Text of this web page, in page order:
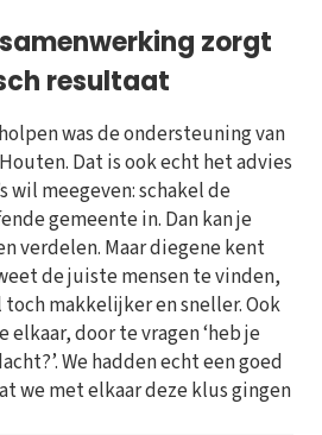
zorgt
resultaat
was de ondersteuning van
Dat is ook echt het advies
wil meegeven: schakel de
gemeente in. Dan kan je
verdelen. Maar diegene kent
de juiste mensen te vinden,
makkelijker en sneller. Ook
elkaar, door te vragen ‘heb je
We hadden echt een goed
we met elkaar deze klus gingen